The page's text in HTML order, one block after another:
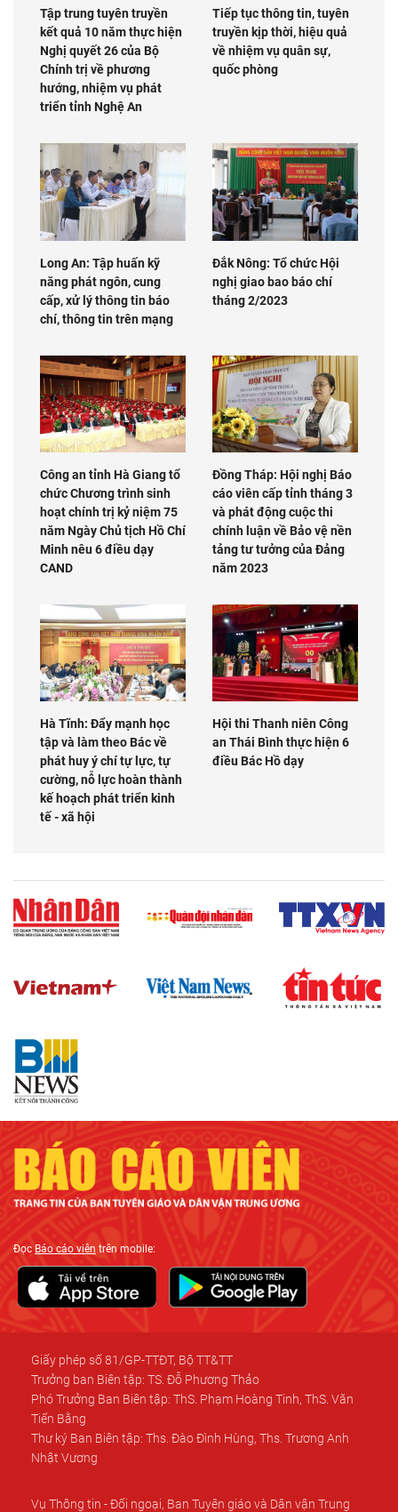
Tập trung tuyên truyền
kết quả 10 năm thực hiện
Nghị quyết 26 của Bộ
Chính trị về phương
hướng, nhiệm vụ phát
triển tỉnh Nghệ An
Tiếp tục thông tin, tuyên
truyền kịp thời, hiệu quả
về nhiệm vụ quân sự,
quốc phòng
Long An: Tập huấn kỹ
năng phát ngôn, cung
cấp, xử lý thông tin báo
chí, thông tin trên mạng
Đắk Nông: Tổ chức Hội
nghị giao bao báo chí
tháng 2/2023
Công an tỉnh Hà Giang tổ
chức Chương trình sinh
hoạt chính trị kỷ niệm 75
năm Ngày Chủ tịch Hồ Chí
Minh nêu 6 điều dạy
CAND
Đồng Tháp: Hội nghị Báo
cáo viên cấp tỉnh tháng 3
và phát động cuộc thi
chính luận về Bảo vệ nền
tảng tư tưởng của Đảng
năm 2023
Hà Tĩnh: Đẩy mạnh học
tập và làm theo Bác về
phát huy ý chí tự lực, tự
cường, nỗ lực hoàn thành
kế hoạch phát triển kinh
tế - xã hội
Hội thi Thanh niên Công
an Thái Bình thực hiện 6
điều Bác Hồ dạy
ĐọcBáo cáo viên trên mobile:
Giấy phép số 81/GP-TTĐT, Bộ TT&TT
Trưởng ban Biên tập: TS. Đỗ Phương Thảo
Phó Trưởng Ban Biên tập: ThS. Phạm Hoàng Tinh, ThS. Văn
Tiến Bằng
Thư ký Ban Biên tập: Ths. Đào Đình Hùng, Ths. Trương Anh
Nhật Vương
Vụ Thông tin - Đối ngoại, Ban Tuyên giáo và Dân vận Trung